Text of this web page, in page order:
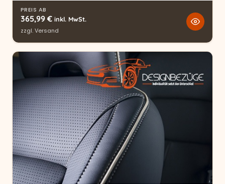
PREIS AB
365,99 € inkl. MwSt.
zzgl.Versand